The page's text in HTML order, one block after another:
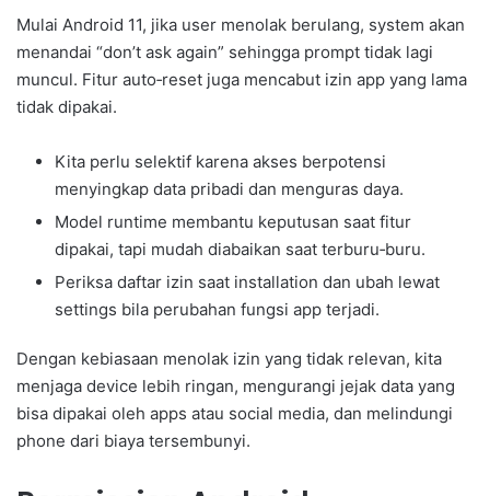
Mulai Android 11, jika user menolak berulang, system akan
menandai “don’t ask again” sehingga prompt tidak lagi
muncul. Fitur auto‑reset juga mencabut izin app yang lama
tidak dipakai.
Kita perlu selektif karena akses berpotensi
menyingkap data pribadi dan menguras daya.
Model runtime membantu keputusan saat fitur
dipakai, tapi mudah diabaikan saat terburu‑buru.
Periksa daftar izin saat installation dan ubah lewat
settings bila perubahan fungsi app terjadi.
Dengan kebiasaan menolak izin yang tidak relevan, kita
menjaga device lebih ringan, mengurangi jejak data yang
bisa dipakai oleh apps atau social media, dan melindungi
phone dari biaya tersembunyi.